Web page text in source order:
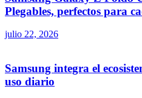
Samsung Galaxy Z Fold8
Plegables, perfectos para
Samsung integra el